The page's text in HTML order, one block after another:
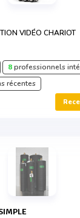
VIDÉO CHARIOT
8professionnels
récentes